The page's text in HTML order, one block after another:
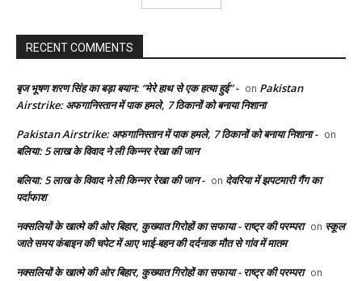
RECENT COMMENTS
बृज भूषण शरण सिंह का बड़ा बयान: “मेरे हाथ से एक हत्या हुई” - on Pakistan
Airstrike: अफगानिस्तान में पाक हमले, 7 ठिकानों को बनाया निशाना
Pakistan Airstrike: अफगानिस्तान में पाक हमले, 7 ठिकानों को बनाया निशाना - on
बलिया: 5 लाख के विवाद ने ली किन्नर रेखा की जान
बलिया: 5 लाख के विवाद ने ली किन्नर रेखा की जान - on देवरिया में झपटमारी गैंग का
पर्दाफाश
नक्सलियों के खात्मे की ओर बिहार, कुख्यात गिरोहों का सफाया - राष्ट्र की परम्परा on स्कूल
जाते समय कंबाइन की चपेट में आए भाई-बहन की दर्दनाक मौत से गांव में मातम
नक्सलियों के खात्मे की ओर बिहार, कुख्यात गिरोहों का सफाया - राष्ट्र की परम्परा on